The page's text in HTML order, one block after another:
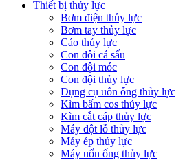
Thiết bị thủy lực
Bơm điện thủy lực
Bơm tay thủy lực
Cảo thủy lực
Con đội cá sấu
Con đội móc
Con đội thủy lực
Dụng cụ uốn ống thủy lực
Kìm bấm cos thủy lực
Kìm cắt cáp thủy lực
Máy đột lỗ thủy lực
Máy ép thủy lực
Máy uốn ống thủy lực